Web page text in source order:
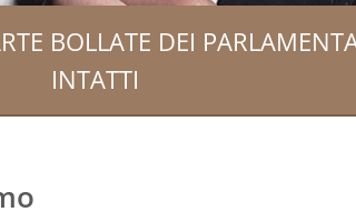
BOLLATE DEI
INTATTI